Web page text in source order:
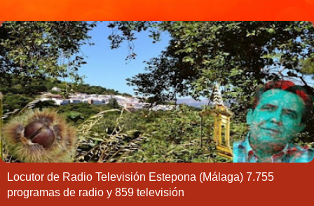
Locutor de Radio Televisión Estepona (Málaga) 7.755
programas de radio y 859 televisión